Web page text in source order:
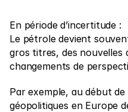
En période d’incertitude :
Le pétrole devient
gros titres, des nouvelles
changements de
Par exemple, au début
géopolitiques en Europe